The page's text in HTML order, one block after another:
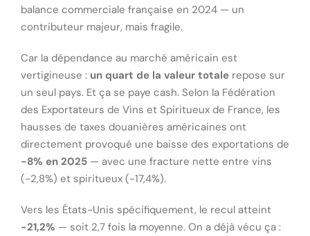
balance commerciale française en 2024 — un
contributeur majeur, mais fragile.
Car la dépendance au marché américain est
vertigineuse : un quart de la valeur totale repose sur
un seul pays. Et ça se paye cash. Selon la Fédération
des Exportateurs de Vins et Spiritueux de France, les
hausses de taxes douanières américaines ont
directement provoqué une baisse des exportations de
-8% en 2025 — avec une fracture nette entre vins
(-2,8%) et spiritueux (-17,4%).
Vers les États-Unis spécifiquement, le recul atteint
-21,2% — soit 2,7 fois la moyenne. On a déjà vécu ça :